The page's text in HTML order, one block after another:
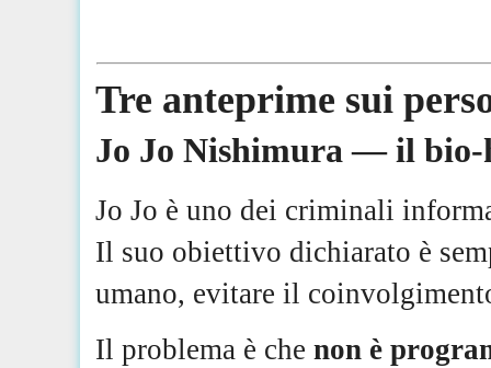
Tre anteprime sui
Jo Jo Nishimura — il bio-
Jo Jo è uno dei criminali
Il suo obiettivo dichiarato è
umano, evitare il
Il problema è chenon è